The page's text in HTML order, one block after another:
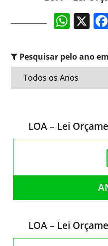
X
Pesquisar pelo ano
LOA – Lei
LOA – Lei